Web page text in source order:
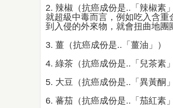
2. 辣椒（抗癌成份是..「辣椒素」
就超級中毒而言，例如吃入含
到入侵的外來物，就會扭曲地團
3. 薑（抗癌成份是..「薑油」）
4. 綠茶（抗癌成份是..「兒茶素」
5. 大豆（抗癌成份是..「異黃酮」
6. 蕃茄（抗癌成份是..「茄紅素」